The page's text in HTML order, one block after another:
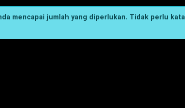
mencapai jumlah yang diperlukan. Tidak perlu kata